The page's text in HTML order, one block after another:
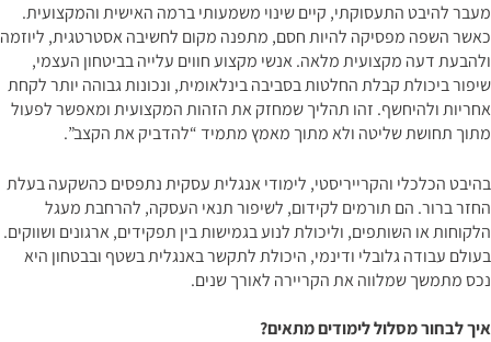
מעבר להיבט התעסוקתי, קיים שינוי משמעותי ברמה האישית והמקצועית.
כאשר השפה מפסיקה להיות חסם, מתפנה מקום לחשיבה אסטרטגית, ליוזמה
ולהבעת דעה מקצועית מלאה. אנשי מקצוע חווים עלייה בביטחון העצמי,
שיפור ביכולת קבלת החלטות בסביבה בינלאומית, ונכונות גבוהה יותר לקחת
אחריות ולהיחשף. זהו תהליך שמחזק את הזהות המקצועית ומאפשר לפעול
מתוך תחושת שליטה ולא מתוך מאמץ מתמיד “להדביק את הקצב”.
בהיבט הכלכלי והקרייריסטי, לימודי אנגלית עסקית נתפסים כהשקעה בעלת
החזר ברור. הם תורמים לקידום, לשיפור תנאי העסקה, להרחבת מעגל
הלקוחות או השותפים, וליכולת לנוע בגמישות בין תפקידים, ארגונים ושווקים.
בעולם עבודה גלובלי ודינמי, היכולת לתקשר באנגלית בשטף ובבטחון היא
נכס מתמשך שמלווה את הקריירה לאורך שנים.
איך לבחור מסלול לימודים מתאים?